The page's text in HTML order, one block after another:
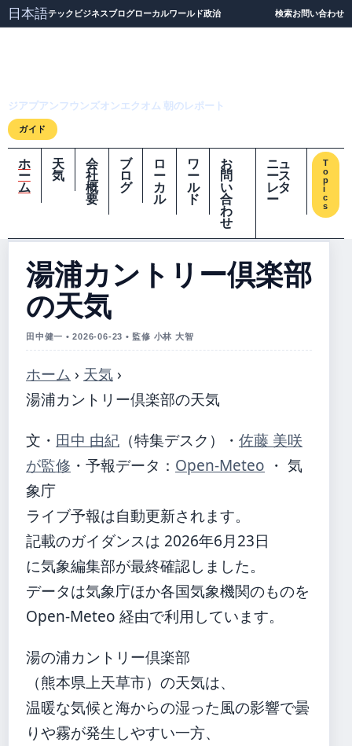
日本語テック ビジネスブログローカルワールド政治 検索お問い合わせ
ジアプアンフウンズオンエクオム 朝のレポート
ガイド
ホ
ー
ム
天
気
会
社
概
要
ブ
ロ
グ
ロ
ー
カ
ル
ワ
ー
ル
ド
お
問
い
合
わ
せ
ニュ
ース
レタ
ー
T
o
p
i
c
s
湯浦カントリー倶楽部
の天気
田中健一 • 2026-06-23 • 監修 小林 大智
ホーム › 天気 ›
湯浦カントリー倶楽部の天気
文・ 田中 由紀 （特集デスク） ・ 佐藤 美咲
が監修 ・ 予報データ： Open-Meteo ・ 気
象庁
ライブ予報は自動更新されます。
記載のガイダンスは 2026年6月23日
に気象編集部が最終確認しました。
データは気象庁ほか各国気象機関のものを
Open-Meteo 経由で利用しています。
湯の浦カントリー倶楽部
（熊本県上天草市）の天気は、
温暖な気候と海からの湿った風の影響で曇
りや霧が発生しやすい一方、